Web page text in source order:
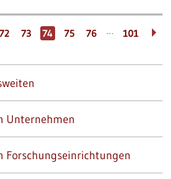
72 73 74 75 76 … 101
Unternehmen
Forschungseinrichtungen